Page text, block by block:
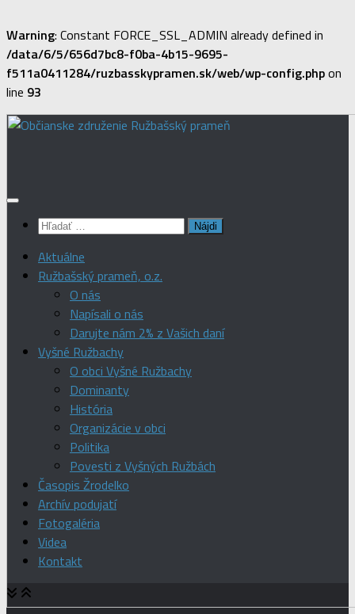
Warning: Constant FORCE_SSL_ADMIN already defined in
/data/6/5/656d7bc8-f0ba-4b15-9695-
f511a0411284/ruzbasskypramen.sk/web/wp-config.phpon
line 93
Preskočiť
Hľadať:
Aktuálne
Ružbašský prameň, o.z.
O nás
Napísali o nás
Darujte nám 2% z Vašich daní
Vyšné Ružbachy
O obci Vyšné Ružbachy
Dominanty
História
Organizácie v obci
Politika
Povesti z Vyšných Ružbách
Časopis Žrodelko
Archív podujatí
Fotogaléria
Videa
Kontakt